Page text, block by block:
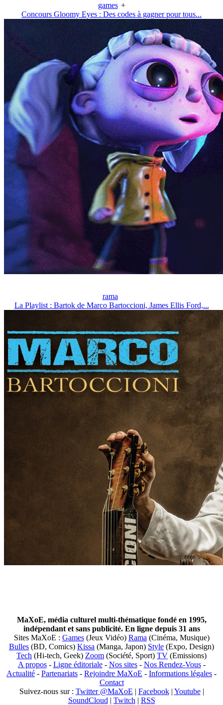
games +
Concours Gloomy Eyes : Des codes à gagner pour tous...
rama
La Playlist : Bartok de Marco Bartoccioni, James Ellis Ford,...
MaXoE, média culturel multi-thématique fondé en 1995,
indépendant et sans publicité. En ligne depuis 31 ans
Sites MaXoE : Games(Jeux Vidéo) Rama (Cinéma, Musique)
Bulles (BD, Comics) Kissa (Manga, Japon) Style (Expo, Design)
Tech (Hi-tech, Geek) Zoom (Société, Sport) TV (Emissions)
A propos- Ligne éditoriale- Nos sites- Nos Rendez-Vous-
Actualité - Partenariats - Rejoindre MaXoE - Informations légales -
Contact
Suivez-nous sur : Twitter @MaXoE | Facebook| Youtube|
SoundCloud | Twitch | RSS